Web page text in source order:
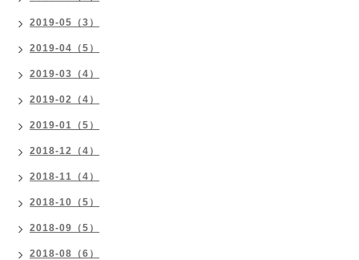
2019-05（3）
2019-04（5）
2019-03（4）
2019-02（4）
2019-01（5）
2018-12（4）
2018-11（4）
2018-10（5）
2018-09（5）
2018-08（6）